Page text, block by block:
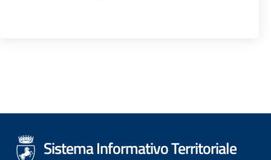
Sistema Informativo Territoriale